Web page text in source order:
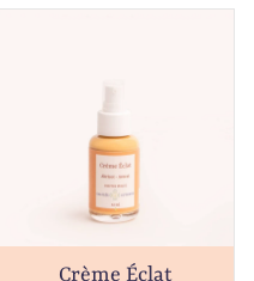
Crème Éclat